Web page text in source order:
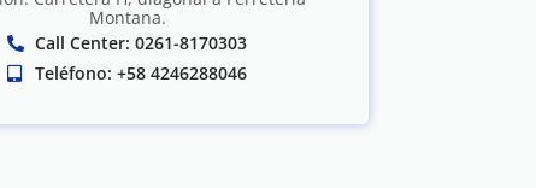
Montana.
Call Center: 0261-8170303
Teléfono: +58 4246288046